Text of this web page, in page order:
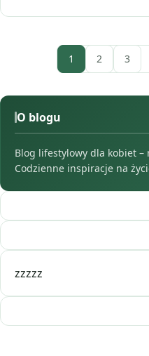
1 2 3
O blogu
Blog lifestylowy dla kobiet
Codzienne inspiracje na
zzzzz